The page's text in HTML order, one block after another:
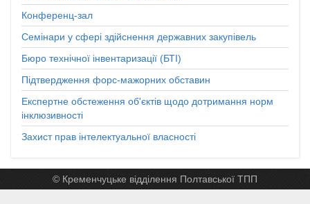
Конференц-зал
Семінари у сфері здійснення державних закупівель
Бюро технічної інвентаризації (БТІ)
Підтвердження форс-мажорних обставин
Експертне обстеження об'єктів щодо дотримання норм
інклюзивності
Захист прав інтелектуальної власності
© Кременчуцьке відділення Полтавської ТПП